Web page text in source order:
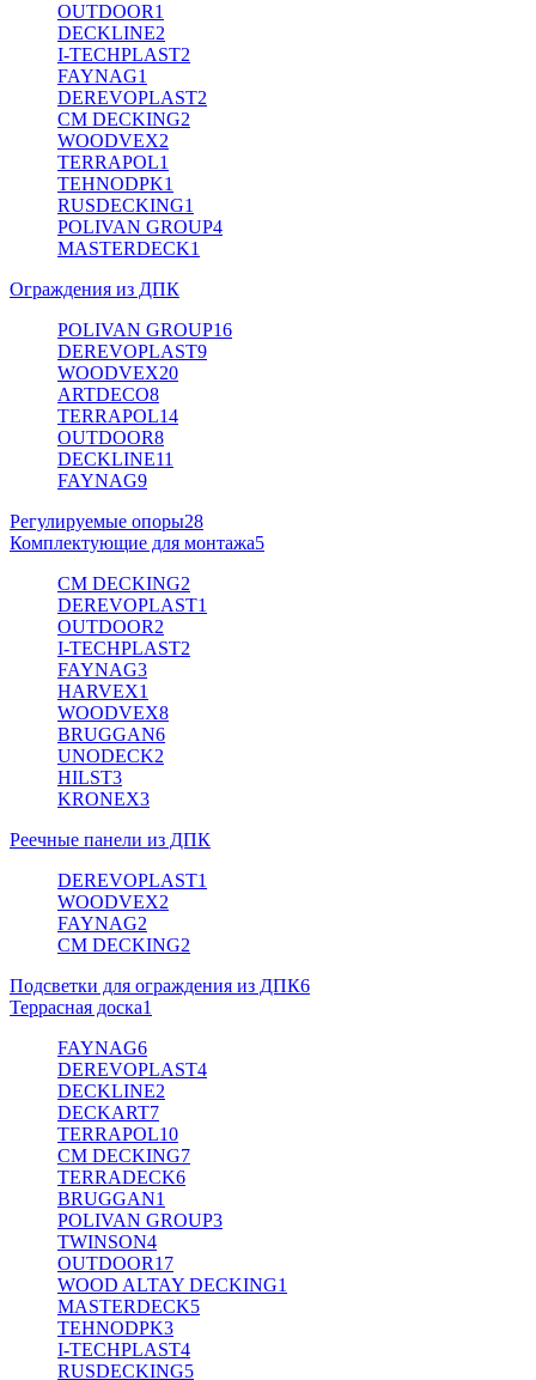
OUTDOOR1
DECKLINE2
I-TECHPLAST2
FAYNAG1
DEREVOPLAST2
CM DECKING2
WOODVEX2
TERRAPOL1
TEHNODPK1
RUSDECKING1
POLIVAN GROUP4
MASTERDECK1
Ограждения из ДПК
POLIVAN GROUP16
DEREVOPLAST9
WOODVEX20
ARTDECO8
TERRAPOL14
OUTDOOR8
DECKLINE11
FAYNAG9
Регулируемые опоры28
Комплектующие для монтажа5
CM DECKING2
DEREVOPLAST1
OUTDOOR2
I-TECHPLAST2
FAYNAG3
HARVEX1
WOODVEX8
BRUGGAN6
UNODECK2
HILST3
KRONEX3
Реечные панели из ДПК
DEREVOPLAST1
WOODVEX2
FAYNAG2
CM DECKING2
Подсветки для ограждения из ДПК6
Террасная доска1
FAYNAG6
DEREVOPLAST4
DECKLINE2
DECKART7
TERRAPOL10
CM DECKING7
TERRADECK6
BRUGGAN1
POLIVAN GROUP3
TWINSON4
OUTDOOR17
WOOD ALTAY DECKING1
MASTERDECK5
TEHNODPK3
I-TECHPLAST4
RUSDECKING5